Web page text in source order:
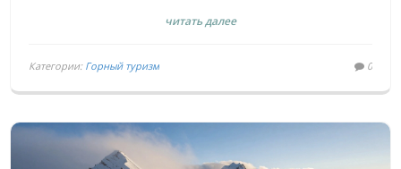
читать далее
Категории: Горный туризм 0